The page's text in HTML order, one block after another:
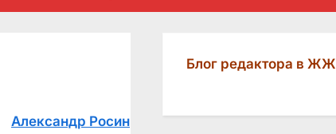
menu
Александр Росин
Блог редактора в ЖЖ